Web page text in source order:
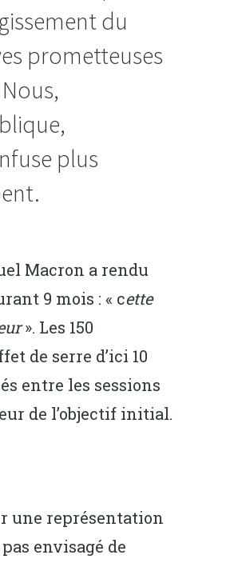
du
prometteuses
plus
Macron a rendu
9 mois : « cette
». Les 150
de serre d’ici 10
entre les sessions
de l’objectif initial.
une représentation
envisagé de